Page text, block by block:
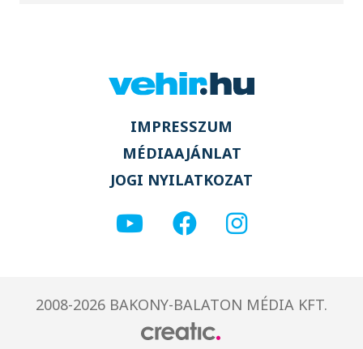
IMPRESSZUM
MÉDIAAJÁNLAT
JOGI NYILATKOZAT
2008-2026 BAKONY-BALATON MÉDIA KFT.